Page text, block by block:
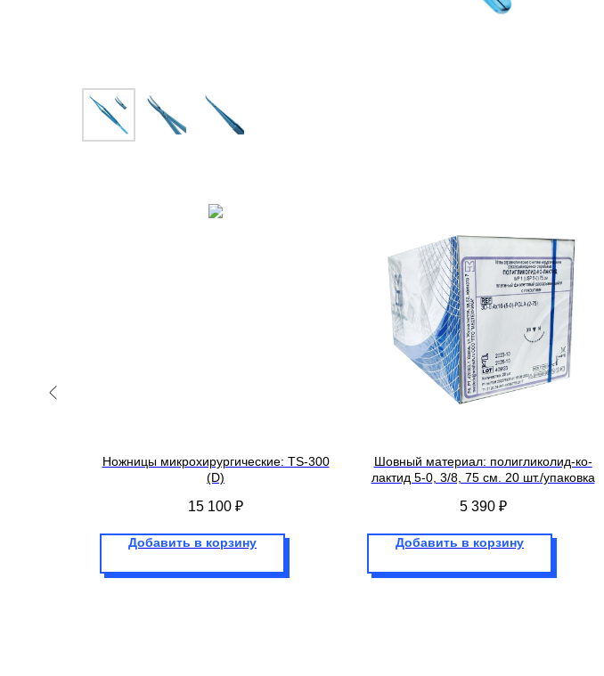
Ножницы микрохирургические: TS-300
(D)
15 100 ₽
Добавить в корзину
Шовный материал: полигликолид-ко-
лактид 5-0, 3/8, 75 см. 20 шт./упаковка
5 390 ₽
Добавить в корзину